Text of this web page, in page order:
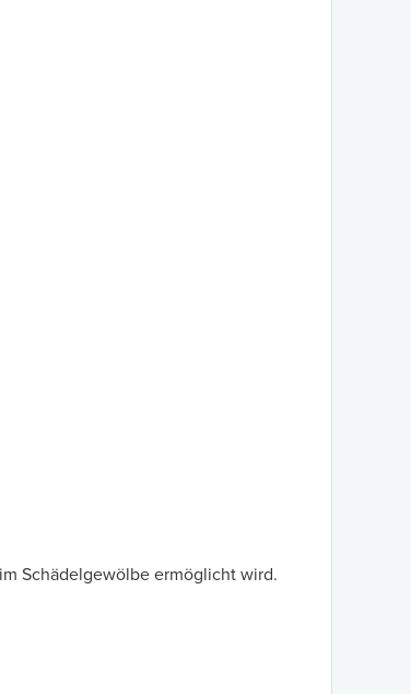
Schädelgewölbe ermöglicht wird.